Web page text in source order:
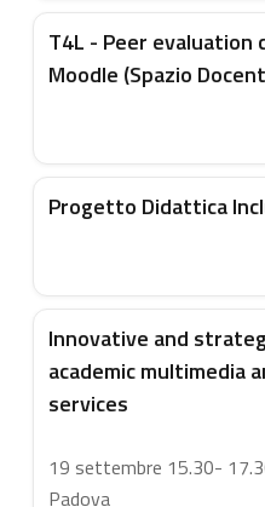
T4L - Peer evaluation
Moodle (Spazio
Progetto Didattica
Innovative and
academic multimedia
services
19 settembre 15.30-
Padova